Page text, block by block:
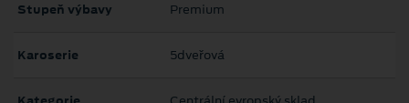
Stupeň výbavy Premium
Karoserie 5dveřová